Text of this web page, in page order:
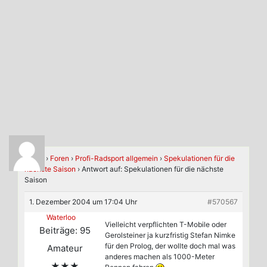
Home › Foren › Profi-Radsport allgemein › Spekulationen für die
nächste Saison › Antwort auf: Spekulationen für die nächste
Saison
1. Dezember 2004 um 17:04 Uhr
#570567
Waterloo
Beiträge: 95
Amateur
Vielleicht verpflichten T-Mobile oder
Gerolsteiner ja kurzfristig Stefan Nimke
für den Prolog, der wollte doch mal was
anderes machen als 1000-Meter